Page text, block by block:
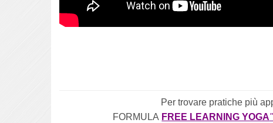
Per trovare pratiche più
FORMULA FREE LEARNING YOGA